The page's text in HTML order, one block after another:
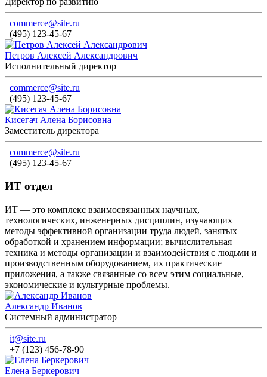
commerce@site.ru
(495) 123-45-67
Петров Алексей Александрович
Исполнительный директор
commerce@site.ru
(495) 123-45-67
Кисегач Алена Борисовна
Заместитель директора
commerce@site.ru
(495) 123-45-67
ИТ отдел
ИТ — это комплекс взаимосвязанных научных,
технологических, инженерных дисциплин, изучающих
методы эффективной организации труда людей, занятых
обработкой и хранением информации; вычислительная
техника и методы организации и взаимодействия с людьми и
производственным оборудованием, их практические
приложения, а также связанные со всем этим социальные,
экономические и культурные проблемы.
Александр Иванов
Системный администратор
it@site.ru
+7 (123) 456-78-90
Елена Беркерович